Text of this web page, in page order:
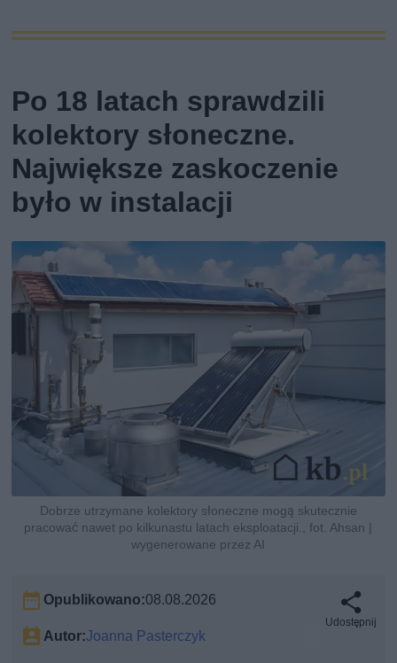
Po 18 latach sprawdzili
kolektory słoneczne.
Największe zaskoczenie
było w instalacji
Dobrze utrzymane kolektory słoneczne mogą skutecznie
pracować nawet po kilkunastu latach eksploatacji., fot. Ahsan |
wygenerowane przez AI
Opublikowano:08.08.2026
Autor:Joanna Pasterczyk
Udostępnij